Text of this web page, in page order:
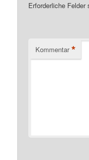
Erforderliche
Kommentar *